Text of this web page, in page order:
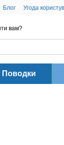
Блог Угода
вам?
Поводки